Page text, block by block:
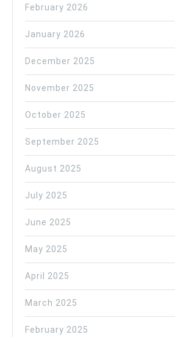
February 2026
January 2026
December 2025
November 2025
October 2025
September 2025
August 2025
July 2025
June 2025
May 2025
April 2025
March 2025
February 2025